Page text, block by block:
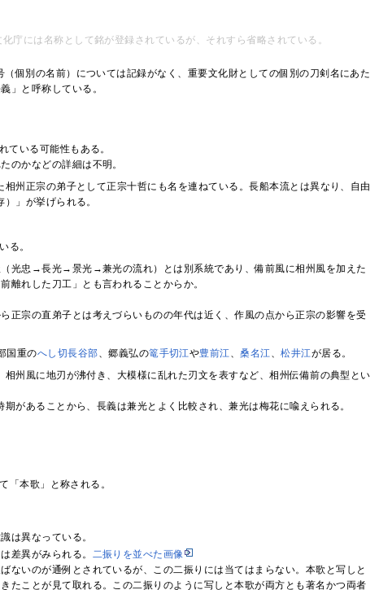
化庁には名称として銘が登録されているが、それすら省略されている。
（個別の名前）については記録がなく、重要文化財としての個別の刀剣名にあた
」と呼称している。
ている可能性もある。
のかなどの詳細は不明。
州正宗の弟子として正宗十哲にも名を連ねている。長船本流とは異なり、自由
」が挙げられる。
る。
光忠→長光→景光→兼光の流れ）とは別系統であり、備前風に相州風を加えた
離れした刀工」とも言われることからか。
正宗の直弟子とは考えづらいものの年代は近く、作風の点から正宗の影響を受
国重のへし切長谷部 、郷義弘の篭手切江や豊前江 、桑名江 、松井江が居る。
州風に地刃が沸付き、大模様に乱れた刃文を表すなど、相州伝備前の典型とい
があることから、長義は兼光とよく比較され、兼光は梅花に喩えられる。
「本歌」と称される。
は異なっている。
差異がみられる。 二振りを並べた画像
ないのが通例とされているが、この二振りには当てはまらない。本歌と写しと
たことが見て取れる。この二振りのように写しと本歌が両方とも著名かつ両者